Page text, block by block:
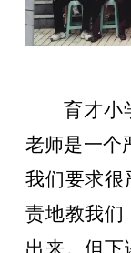
育才小
老师是一个
我们要求很
责地教我们